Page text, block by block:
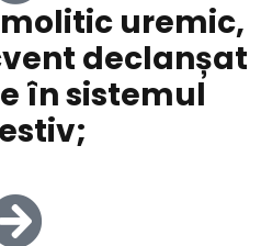
uremic,
declanșat
în sistemul